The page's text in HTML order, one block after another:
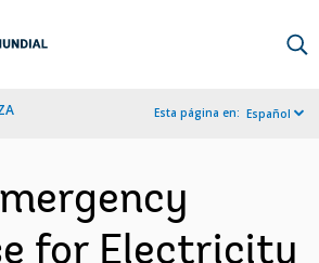
Esta página en: Español
for Electricity